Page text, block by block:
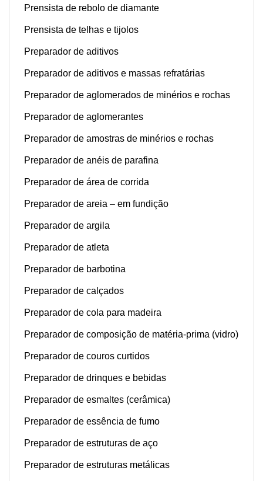
Prensista de rebolo de diamante
Prensista de telhas e tijolos
Preparador de aditivos
Preparador de aditivos e massas refratárias
Preparador de aglomerados de minérios e rochas
Preparador de aglomerantes
Preparador de amostras de minérios e rochas
Preparador de anéis de parafina
Preparador de área de corrida
Preparador de areia – em fundição
Preparador de argila
Preparador de atleta
Preparador de barbotina
Preparador de calçados
Preparador de cola para madeira
Preparador de composição de matéria-prima (vidro)
Preparador de couros curtidos
Preparador de drinques e bebidas
Preparador de esmaltes (cerâmica)
Preparador de essência de fumo
Preparador de estruturas de aço
Preparador de estruturas metálicas